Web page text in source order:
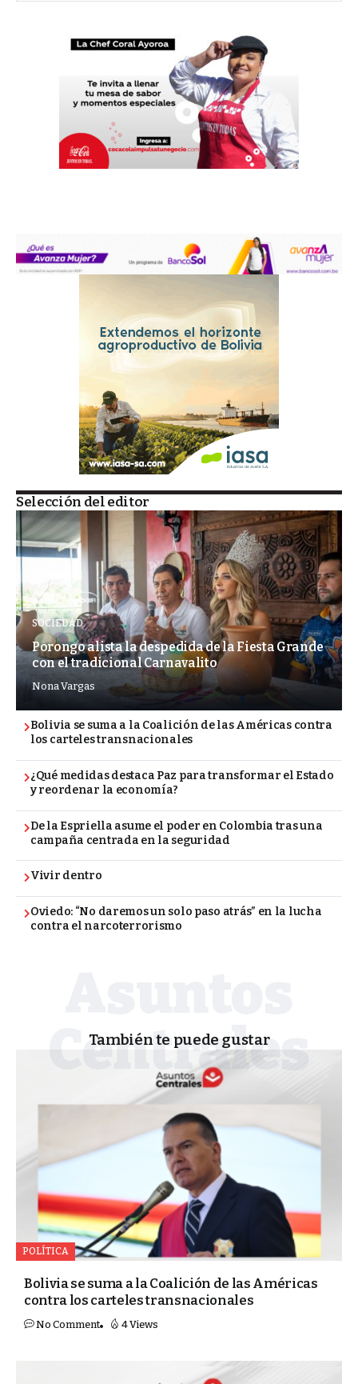
Selección del editor
SOCIEDAD
Porongo alista la despedida de la Fiesta Grande
con el tradicional Carnavalito
Nona Vargas
Bolivia se suma a la Coalición de las Américas contra
los carteles transnacionales
¿Qué medidas destaca Paz para transformar el Estado
y reordenar la economía?
De la Espriella asume el poder en Colombia tras una
campaña centrada en la seguridad
Vivir dentro
Oviedo: “No daremos un solo paso atrás” en la lucha
contra el narcoterrorismo
También te puede gustar
POLÍTICA
Bolivia se suma a la Coalición de las Américas
contra los carteles transnacionales
No Comment 4 Views